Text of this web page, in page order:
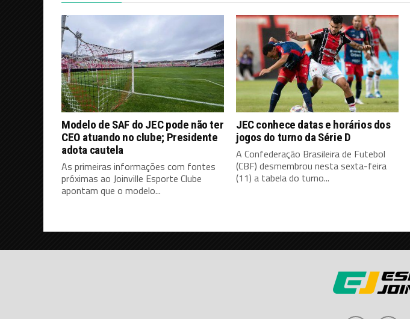
Modelo de SAF do JEC pode não ter
CEO atuando no clube; Presidente
adota cautela
As primeiras informações com fontes
próximas ao Joinville Esporte Clube
apontam que o modelo...
JEC conhece datas e horários dos
jogos do turno da Série D
A Confederação Brasileira de Futebol
(CBF) desmembrou nesta sexta-feira
(11) a tabela do turno...